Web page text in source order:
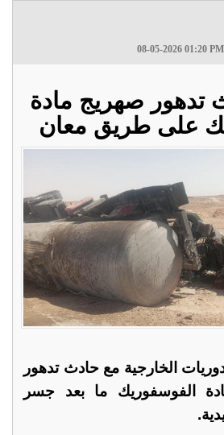
08-05-2026 01:20 PM
تدهور صهريج مادة
على طريق معان
الخارجية مع حادث تدهور
الفوسفوريك ما بعد جسر